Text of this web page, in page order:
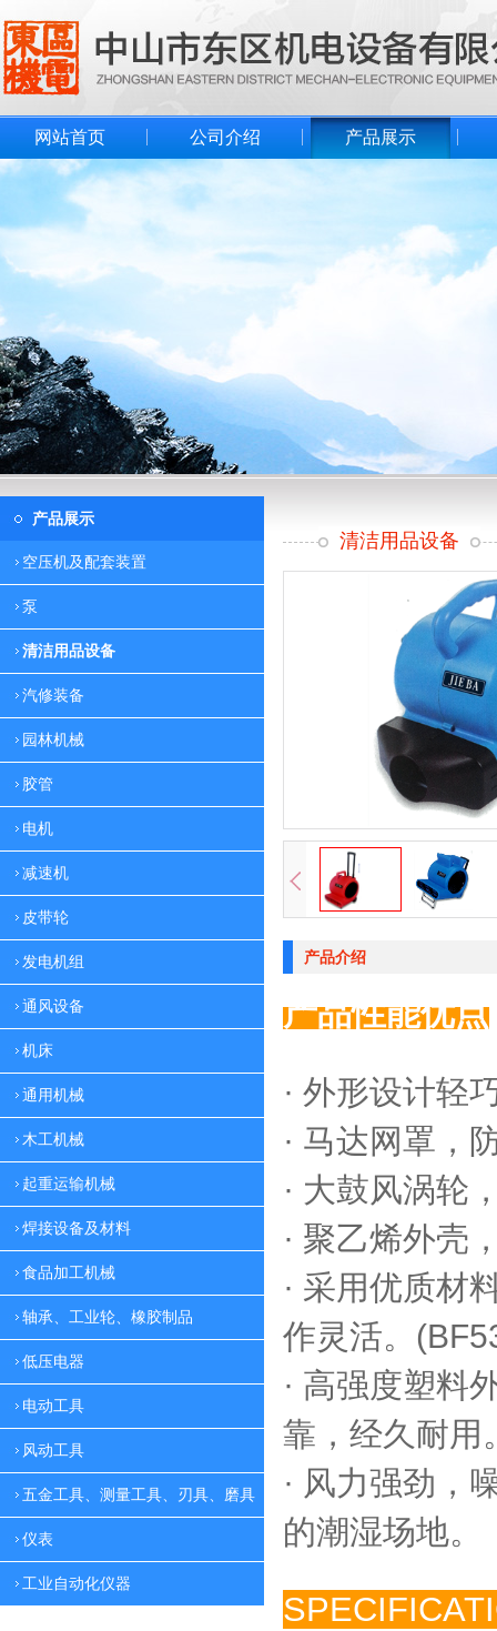
网站首页 公司介绍 产品展示
产品展示
空压机及配套装置
泵
清洁用品设备
汽修装备
园林机械
胶管
电机
减速机
皮带轮
发电机组
通风设备
机床
通用机械
木工机械
起重运输机械
焊接设备及材料
食品加工机械
轴承、工业轮、橡胶制品
低压电器
电动工具
风动工具
五金工具、测量工具、刃具、磨具
仪表
工业自动化仪器
清洁用品设备
产品介绍
产品性能优点
· 外形设计轻
· 马达网罩，
· 大鼓风涡轮
· 聚乙烯外壳
· 采用优质材
作灵活。
· 高强度塑料
靠， 经久耐用
· 风力强劲，
的潮湿场地。